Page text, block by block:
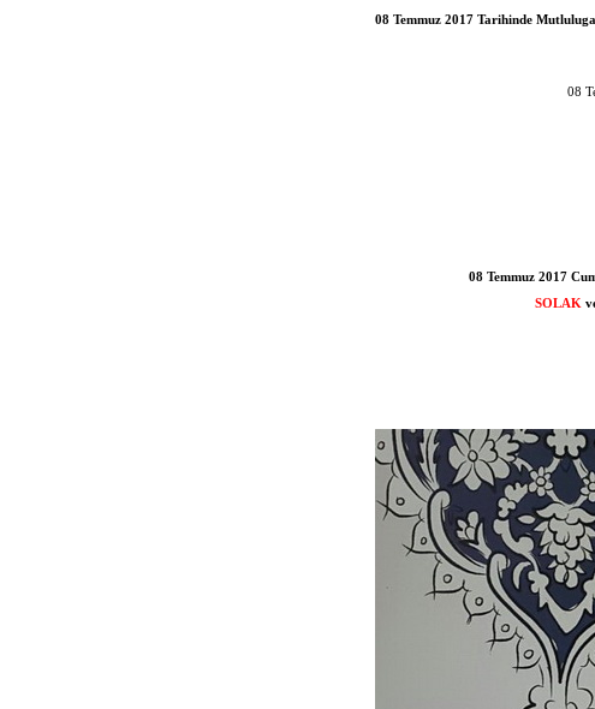
08 Temmuz 2017 Tarihinde
08
08 Temmuz 2017
SOLAK